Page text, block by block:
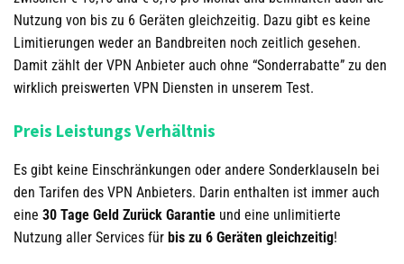
Nutzung von bis zu 6 Geräten gleichzeitig. Dazu gibt es keine
Limitierungen weder an Bandbreiten noch zeitlich gesehen.
Damit zählt der VPN Anbieter auch ohne “Sonderrabatte” zu den
wirklich preiswerten VPN Diensten in unserem Test.
Preis Leistungs Verhältnis
Es gibt keine Einschränkungen oder andere Sonderklauseln bei
den Tarifen des VPN Anbieters. Darin enthalten ist immer auch
eine 30 Tage Geld Zurück Garantie und eine unlimitierte
Nutzung aller Services für bis zu 6 Geräten gleichzeitig!